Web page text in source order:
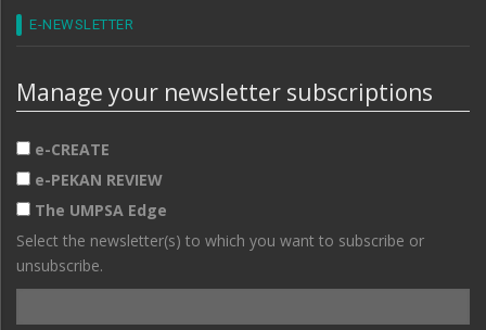
E-NEWSLETTER
Manage your newsletter subscriptions
e-CREATE
e-PEKAN REVIEW
The UMPSA Edge
Select the newsletter(s) to which you want to subscribe or
unsubscribe.